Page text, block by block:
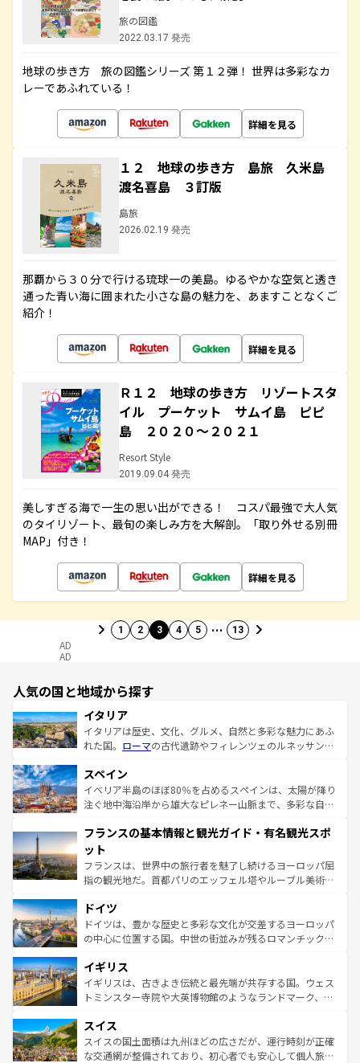
旅の図鑑
2022.03.17 発売
地球の歩き方 旅の図鑑シリーズ 第１２弾！ 世界は多彩なカ
レーであふれている！
詳細を見る
１２ 地球の歩き方 島旅 久米島
渡名喜島 ３訂版
島旅
2026.02.19 発売
那覇から３０分で行ける琉球一の美島。ゆるやかな空気と透き
通った青い海に囲まれた小さな島の魅力を、あますことなくご
紹介！
詳細を見る
Ｒ１２ 地球の歩き方 リゾートスタ
イル プーケット サムイ島 ピピ
島 ２０２０～２０２１
Resort Style
2019.09.04 発売
美しすぎる海で一生の思い出ができる！ コスパ最強で大人気
のタイリゾート、最旬の楽しみ方を大解剖。「取り外せる別冊
MAP」付き！
詳細を見る
1 2 3 4 5 … 13
AD
AD
人気の国と地域から探す
イタリア
イタリアは歴史、文化、グルメ、自然と多彩な魅力にあふ
れた国。 ローマの古代遺跡やフィレンツェのルネッサンス
ろん、トスカーナの美しい田園風景やアマルフィ海岸の絶
景など、自然景観も見逃せない。観光の合間には、本場の
ピザやパスタなど、絶品のイタリア料理を堪能することも
ませてくれるイタリアで、忘れられない旅をしてみよう！
なお、新着のイタリア情報は
しい。
スペイン
イベリア半島のほぼ80％を占めるスペインは、太陽が降り
注ぐ地中海沿岸から雄大なピレネー山脈まで、多彩な自然
文化が根付くこの国では、情熱的なフラメンコ、熱気あふ
れる闘牛、そして美味しいタパスが生活の一部となってい
る。首都マドリードの洗練された雰囲気や、バルセロナの
アートに溢れた街角から、地方では古代ローマ遺跡や中世
せる。地方によって風土や気候が異なるスペインはその個
性で訪れる人を魅了する。 なお、新着のスペイン情報は コ
ンテンツ一覧を参照してほしい。
フランスの基本情報と観光ガイド・有名観光スポ
ット
フランスは、世界中の旅行者を魅了し続けるヨーロッパ屈
指の観光地だ。首都パリのエッフェル塔やルーブル美術館
で、幅広い魅力が詰まっている。華麗な宮殿、歴史的な大
聖堂、美しいビーチ、そして豊かな自然が、訪れる者を心
から魅了する。また、フランスは美食の国としても知ら
いる。シャンパンの発祥地であるランス、プロヴァンスの
香り高いラベンダー畑など、多彩な楽しみ方が可能だ。さ
らに、パリ以外の地域にも魅力が溢れており、どの街角に
れる地方に足を運ぶとそれぞれで全く異なる文化を体験で
きるだろう。 なお、新着のフランス情報はコンテンツ一覧
を参照してほしい。
ドイツ
ドイツは、豊かな歴史と多彩な文化が交差するヨーロッパ
の中心に位置する国。中世の街並みが残るロマンチック街
顔を持つこの国は、どこを歩いても飽きることがない。ベ
ルリンの文化的活気、バイエルン州のアルプスの絶景、そ
してライン川沿いのワイン畑といった風景は必見。ビール
は、お酒好きな人にはぜひ体験してほしい。 なお、新着の
ドイツ情報はコンテンツ一覧を参照してほしい。
イギリス
イギリスは、古きよき伝統と最先端が共存する国。ウェス
トミンスター寺院や大英博物館のようなランドマーク、歴
リアごとに異なる魅力がある。また、優雅なアフタヌーン
ティー、ビール好きにはたまらない英国パブ、サッカー観
戦など、本場だからこそできる体験も豊富。イギリスを旅
スイス
スイスの国土面積は九州ほどの広さだが、運行時刻が正確
な交通網が整備されており、初心者でも安心して個人旅行